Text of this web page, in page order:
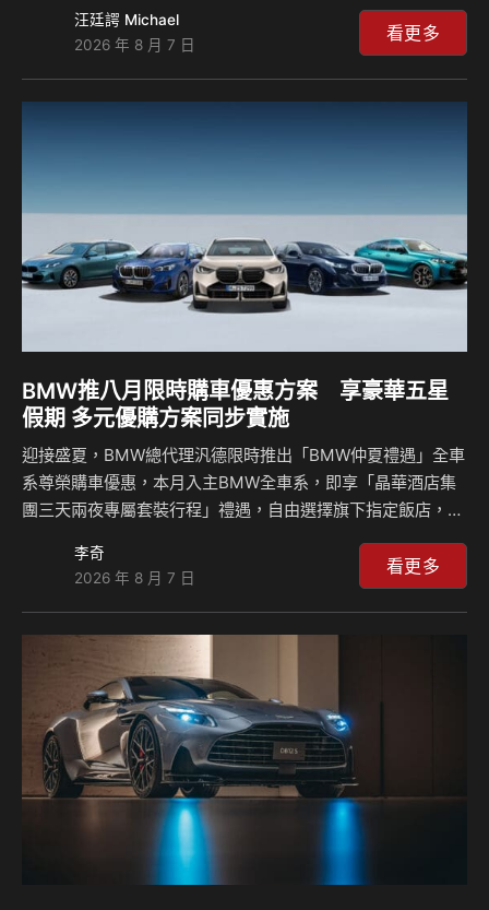
Design極夜曜影版車型，更在車身內外增加了多項黑化設
計，把整體運動感給拉到高點。 這次發表的Style Design與
Style Design極夜曜影版車型，動力都搭載1.5 eTSI四缸渦輪
汪廷諤 Michael
2026 年 8 月 7 日
看更多
BMW推八月限時購車優惠方案 享豪華五星
假期 多元優購方案同步實施
迎接盛夏，BMW總代理汎德限時推出「BMW仲夏禮遇」全車
系尊榮購車優惠，本月入主BMW全車系，即享「晶華酒店集
團三天兩夜專屬套裝行程」禮遇，自由選擇旗下指定飯店，享
主的五星假期體驗，整體禮遇價值超過新台幣3萬元。 此外，
BMW同步為車迷打造尊榮且彈性的購車方案。月付5,900元起
即可輕鬆入主BMW，亦可選擇BMW Yours多元智選優購方
案，全方面滿足不同購車需求；針對指定車型，BMW更推出
限時升級禮遇，包含一年乙式全險、BMW原廠保養套裝或延
長保固等專屬購車優惠。 「BMW仲夏禮遇」結合靈活多元的
購車方案、完整的售後服務與尊榮生活體驗，讓…
李奇
2026 年 8 月 7 日
看更多